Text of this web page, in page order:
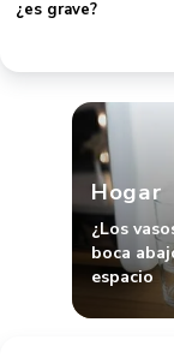
Hogar
¿Los
boca
espacio